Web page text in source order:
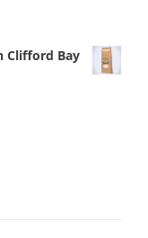
Clifford Bay